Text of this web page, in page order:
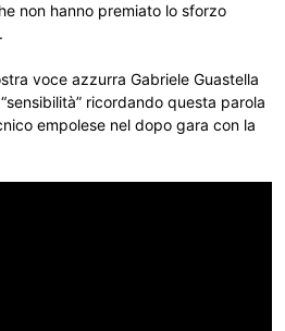
non hanno premiato lo sforzo
voce azzurra Gabriele Guastella
ricordando questa parola
empolese nel dopo gara con la